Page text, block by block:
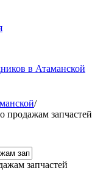
в Атаманской
/
продажам запчастей
запчастей